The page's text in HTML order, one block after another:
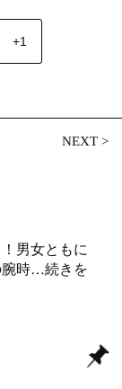
+1
NEXT>
男女ともに
時…続きを